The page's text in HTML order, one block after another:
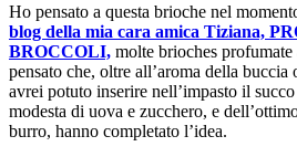
Ho pensato a questa brioche nel
blog della mia cara amica Tiziana,
BROCCOLI, molte brioches
pensato che, oltre all’aroma della buccia
avrei potuto inserire nell’impasto il
modesta di uova e zucchero, e
burro, hanno completato l’idea.